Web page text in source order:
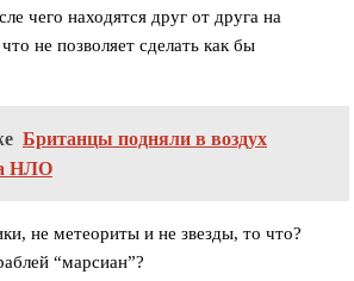
чего находятся друг от друга на
не позволяет сделать как бы
Британцы подняли в воздух
НЛО
не метеориты и не звезды, то что?
“марсиан”?